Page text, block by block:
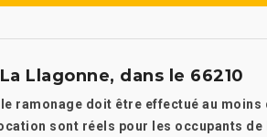
Llagonne, dans le 66210
ramonage doit être effectué au moins
sont réels pour les occupants